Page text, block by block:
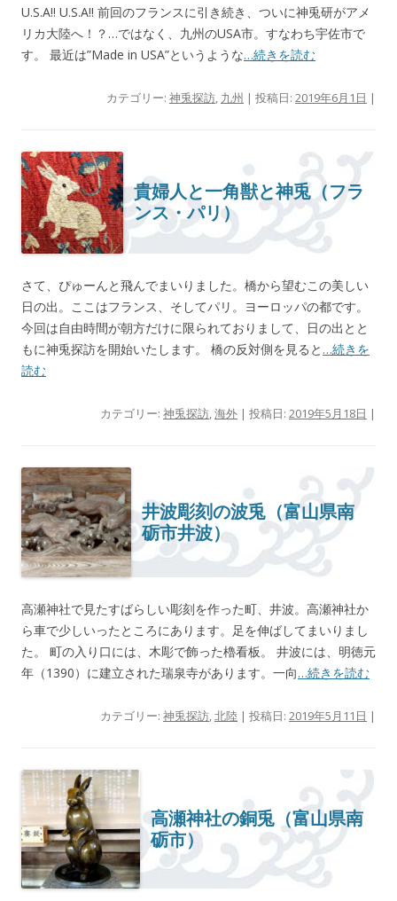
U.S.A!! U.S.A!! 前回のフランスに引き続き、ついに神兎研がアメ
リカ大陸へ！？…ではなく、九州のUSA市。すなわち宇佐市で
す。 最近は”Made in USA”というような…続きを読む
カテゴリー: 神兎探訪, 九州 | 投稿日: 2019年6月1日 |
貴婦人と一角獣と神兎（フラ
ンス・パリ）
さて、ぴゅーんと飛んでまいりました。橋から望むこの美しい
日の出。ここはフランス、そしてパリ。ヨーロッパの都です。
今回は自由時間が朝方だけに限られておりまして、日の出とと
もに神兎探訪を開始いたします。 橋の反対側を見ると …続きを
読む
カテゴリー: 神兎探訪,海外 | 投稿日: 2019年5月18日 |
井波彫刻の波兎（富山県南
砺市井波）
高瀬神社で見たすばらしい彫刻を作った町、井波。高瀬神社か
ら車で少しいったところにあります。足を伸ばしてまいりまし
た。 町の入り口には、木彫で飾った櫓看板。 井波には、明徳元
年（1390）に建立された瑞泉寺があります。一向…続きを読む
カテゴリー: 神兎探訪,北陸 | 投稿日: 2019年5月11日 |
高瀬神社の銅兎（富山県南
砺市）